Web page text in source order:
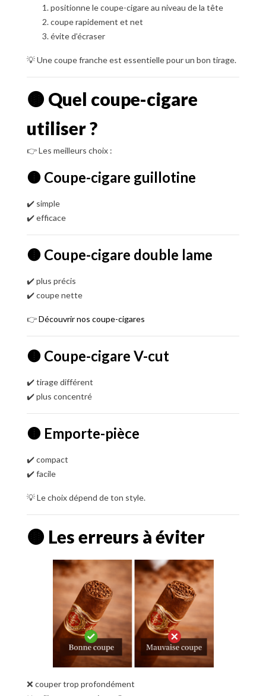
positionne le coupe-cigare au niveau de la tête
coupe rapidement et net
évite d’écraser
💡 Une coupe franche est essentielle pour un bon tirage.
🟤 Quel coupe-cigare
utiliser ?
👉 Les meilleurs choix :
🟤 Coupe-cigare guillotine
✔️ simple
✔️ efficace
🟤 Coupe-cigare double lame
✔️ plus précis
✔️ coupe nette
👉Découvrir nos coupe-cigares
🟤 Coupe-cigare V-cut
✔️ tirage différent
✔️ plus concentré
🟤 Emporte-pièce
✔️ compact
✔️ facile
💡 Le choix dépend de ton style.
🟤 Les erreurs à éviter
❌ couper trop profondément